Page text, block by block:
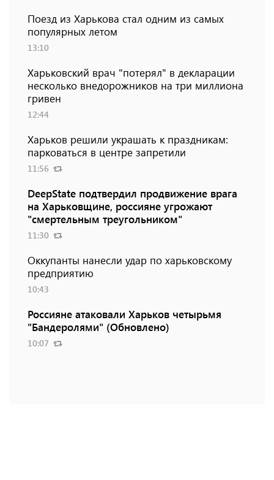
Поезд из Харькова стал одним из самых
популярных летом
13:10
Харьковский врач "потерял" в декларации
несколько внедорожников на три миллиона
гривен
12:44
Харьков решили украшать к праздникам:
парковаться в центре запретили
11:56
DeepState подтвердил продвижение врага
на Харьковщине, россияне угрожают
"смертельным треугольником"
11:30
Оккупанты нанесли удар по харьковскому
предприятию
10:43
Россияне атаковали Харьков четырьмя
"Бандеролями" (Обновлено)
10:07